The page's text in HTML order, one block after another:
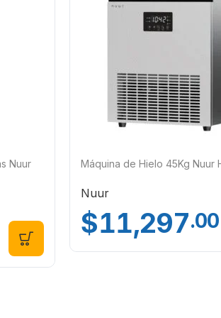
Nuur
Máquina de Hielo 45Kg Nuur
Nuur
$11,297.00